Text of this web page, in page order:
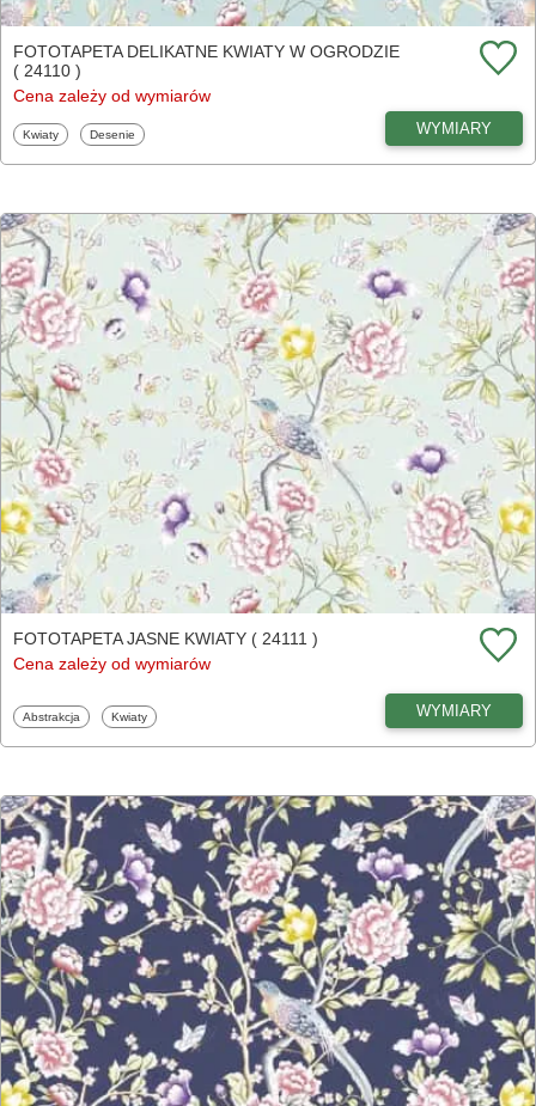
FOTOTAPETA DELIKATNE KWIATY W OGRODZIE
( 24110 )
Cena zależy od wymiarów
Fototapety
Kwiaty Fototapety
Desenie WYMIARY
FOTOTAPETA JASNE KWIATY ( 24111 )
Cena zależy od wymiarów
Fototapety
Abstrakcja Fototapety
Kwiaty WYMIARY